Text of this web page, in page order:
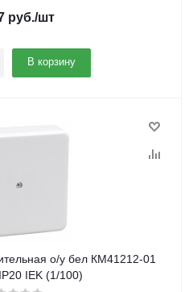
руб./шт
В корзину
о/у бел КМ41212-01
IEK (1/100)